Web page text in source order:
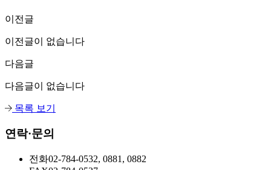
이전글
이전글이 없습니다
다음글
다음글이 없습니다
목록 보기
연락·문의
전화02-784-0532, 0881, 0882